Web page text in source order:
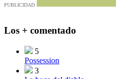
PUBLICIDAD
Los + comentado
5
Possession
3